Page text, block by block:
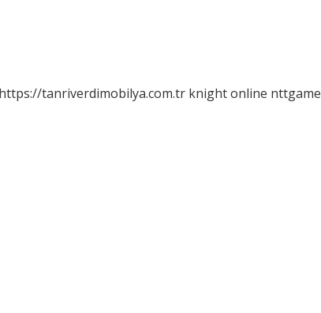
https://tanriverdimobilya.com.tr knight online nttgame